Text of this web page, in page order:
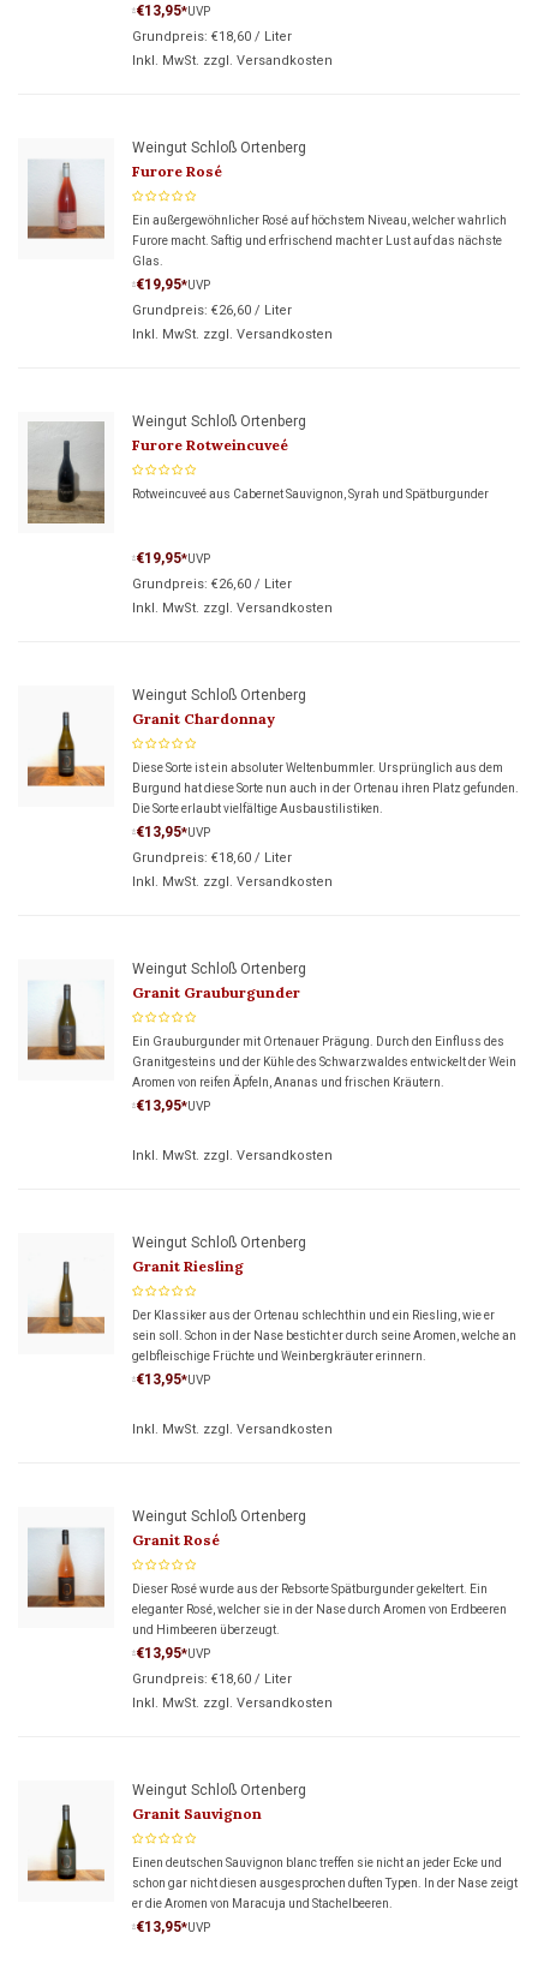
*€13,95*UVP
Grundpreis: €18,60 / Liter
Inkl. MwSt. zzgl. Versandkosten
Weingut Schloß Ortenberg
Furore Rosé
Ein außergewöhnlicher Rosé auf höchstem Niveau, welcher wahrlich
Furore macht. Saftig und erfrischend macht er Lust auf das nächste
Glas.
*€19,95*UVP
Grundpreis: €26,60 / Liter
Inkl. MwSt. zzgl. Versandkosten
Weingut Schloß Ortenberg
Furore Rotweincuveé
Rotweincuveé aus Cabernet Sauvignon, Syrah und Spätburgunder
*€19,95*UVP
Grundpreis: €26,60 / Liter
Inkl. MwSt. zzgl. Versandkosten
Weingut Schloß Ortenberg
Granit Chardonnay
Diese Sorte ist ein absoluter Weltenbummler. Ursprünglich aus dem
Burgund hat diese Sorte nun auch in der Ortenau ihren Platz gefunden.
Die Sorte erlaubt vielfältige Ausbaustilistiken.
*€13,95*UVP
Grundpreis: €18,60 / Liter
Inkl. MwSt. zzgl. Versandkosten
Weingut Schloß Ortenberg
Granit Grauburgunder
Ein Grauburgunder mit Ortenauer Prägung. Durch den Einfluss des
Granitgesteins und der Kühle des Schwarzwaldes entwickelt der Wein
Aromen von reifen Äpfeln, Ananas und frischen Kräutern.
*€13,95*UVP
Inkl. MwSt. zzgl. Versandkosten
Weingut Schloß Ortenberg
Granit Riesling
Der Klassiker aus der Ortenau schlechthin und ein Riesling, wie er
sein soll. Schon in der Nase besticht er durch seine Aromen, welche an
gelbfleischige Früchte und Weinbergkräuter erinnern.
*€13,95*UVP
Inkl. MwSt. zzgl. Versandkosten
Weingut Schloß Ortenberg
Granit Rosé
Dieser Rosé wurde aus der Rebsorte Spätburgunder gekeltert. Ein
eleganter Rosé, welcher sie in der Nase durch Aromen von Erdbeeren
und Himbeeren überzeugt.
*€13,95*UVP
Grundpreis: €18,60 / Liter
Inkl. MwSt. zzgl. Versandkosten
Weingut Schloß Ortenberg
Granit Sauvignon
Einen deutschen Sauvignon blanc treffen sie nicht an jeder Ecke und
schon gar nicht diesen ausgesprochen duften Typen. In der Nase zeigt
er die Aromen von Maracuja und Stachelbeeren.
*€13,95*UVP